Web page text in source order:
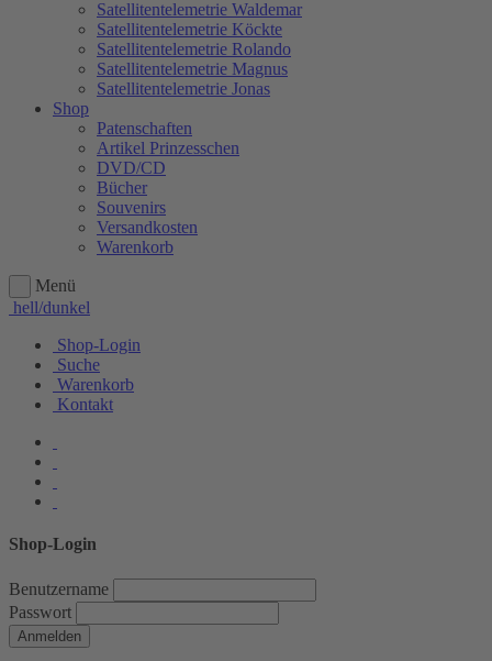
Satellitentelemetrie Waldemar
Satellitentelemetrie Köckte
Satellitentelemetrie Rolando
Satellitentelemetrie Magnus
Satellitentelemetrie Jonas
Shop
Patenschaften
Artikel Prinzesschen
DVD/CD
Bücher
Souvenirs
Versandkosten
Warenkorb
Menü
hell/dunkel
Shop-Login
Suche
Warenkorb
Kontakt
Shop-Login
Benutzername
Passwort
Anmelden